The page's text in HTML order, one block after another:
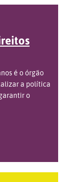
é o órgão
a política
o